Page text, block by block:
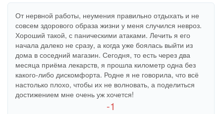
От нервной работы, неумения правильно отдыхать и не
совсем здорового образа жизни у меня случился невроз.
Хороший такой, с паническими атаками. Лечить я его
начала далеко не сразу, а когда уже боялась выйти из
дома в соседний магазин. Сегодня, то есть через два
месяца приёма лекарств, я прошла километр одна без
какого-либо дискомфорта. Родне я не говорила, что всё
настолько плохо, чтобы их не волновать, а поделиться
достижением мне очень уж хочется!
-1